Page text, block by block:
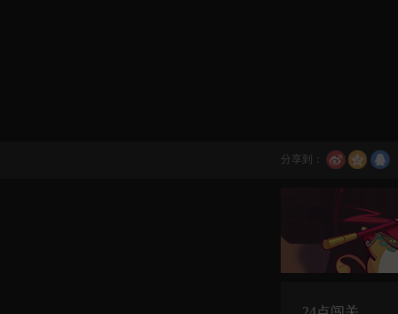
分享到：